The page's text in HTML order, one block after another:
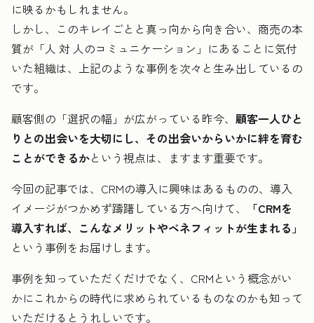
に映るかもしれません。
しかし、このキレイごとと真っ向から向き合い、商売の本
質が「人 対 人のコミュニケーション」にあることに気付
いた組織は、上記のような事例を次々と生み出しているの
です。
顧客側の「選択の幅」が広がっている昨今、 顧客一人ひと
りとの出会いを大切にし、その出会いからいかに絆を育む
ことができるかという視点は、ますます重要です。
今回の記事では、CRMの導入に興味はあるものの、導入
イメージがつかめず躊躇している方へ向けて、
「CRMを
導入すれば、こんなメリットやベネフィットが生まれる」
という事例をお届けします。
事例を知っていただくだけでなく、CRMという概念がい
かにこれからの時代に求められているものなのかも知って
いただけるとうれしいです。